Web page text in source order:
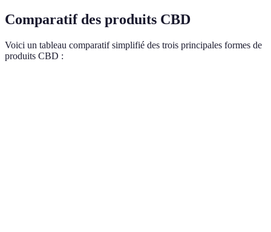
Comparatif des produits CBD
Voici un tableau comparatif simplifié des trois principales formes de
produits CBD :